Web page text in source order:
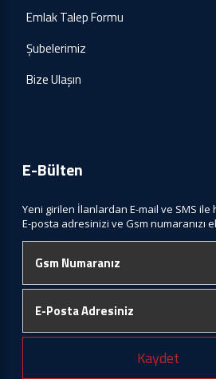
Emlak Talep Formu
Şubelerimiz
Bize Ulaşın
E-Bülten
Yeni girilen İlanlardan E-mail ve SMS
E-posta adresinizi ve Gsm numaranızı
Kaydet